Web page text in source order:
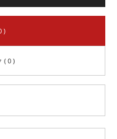
)
( 0 )